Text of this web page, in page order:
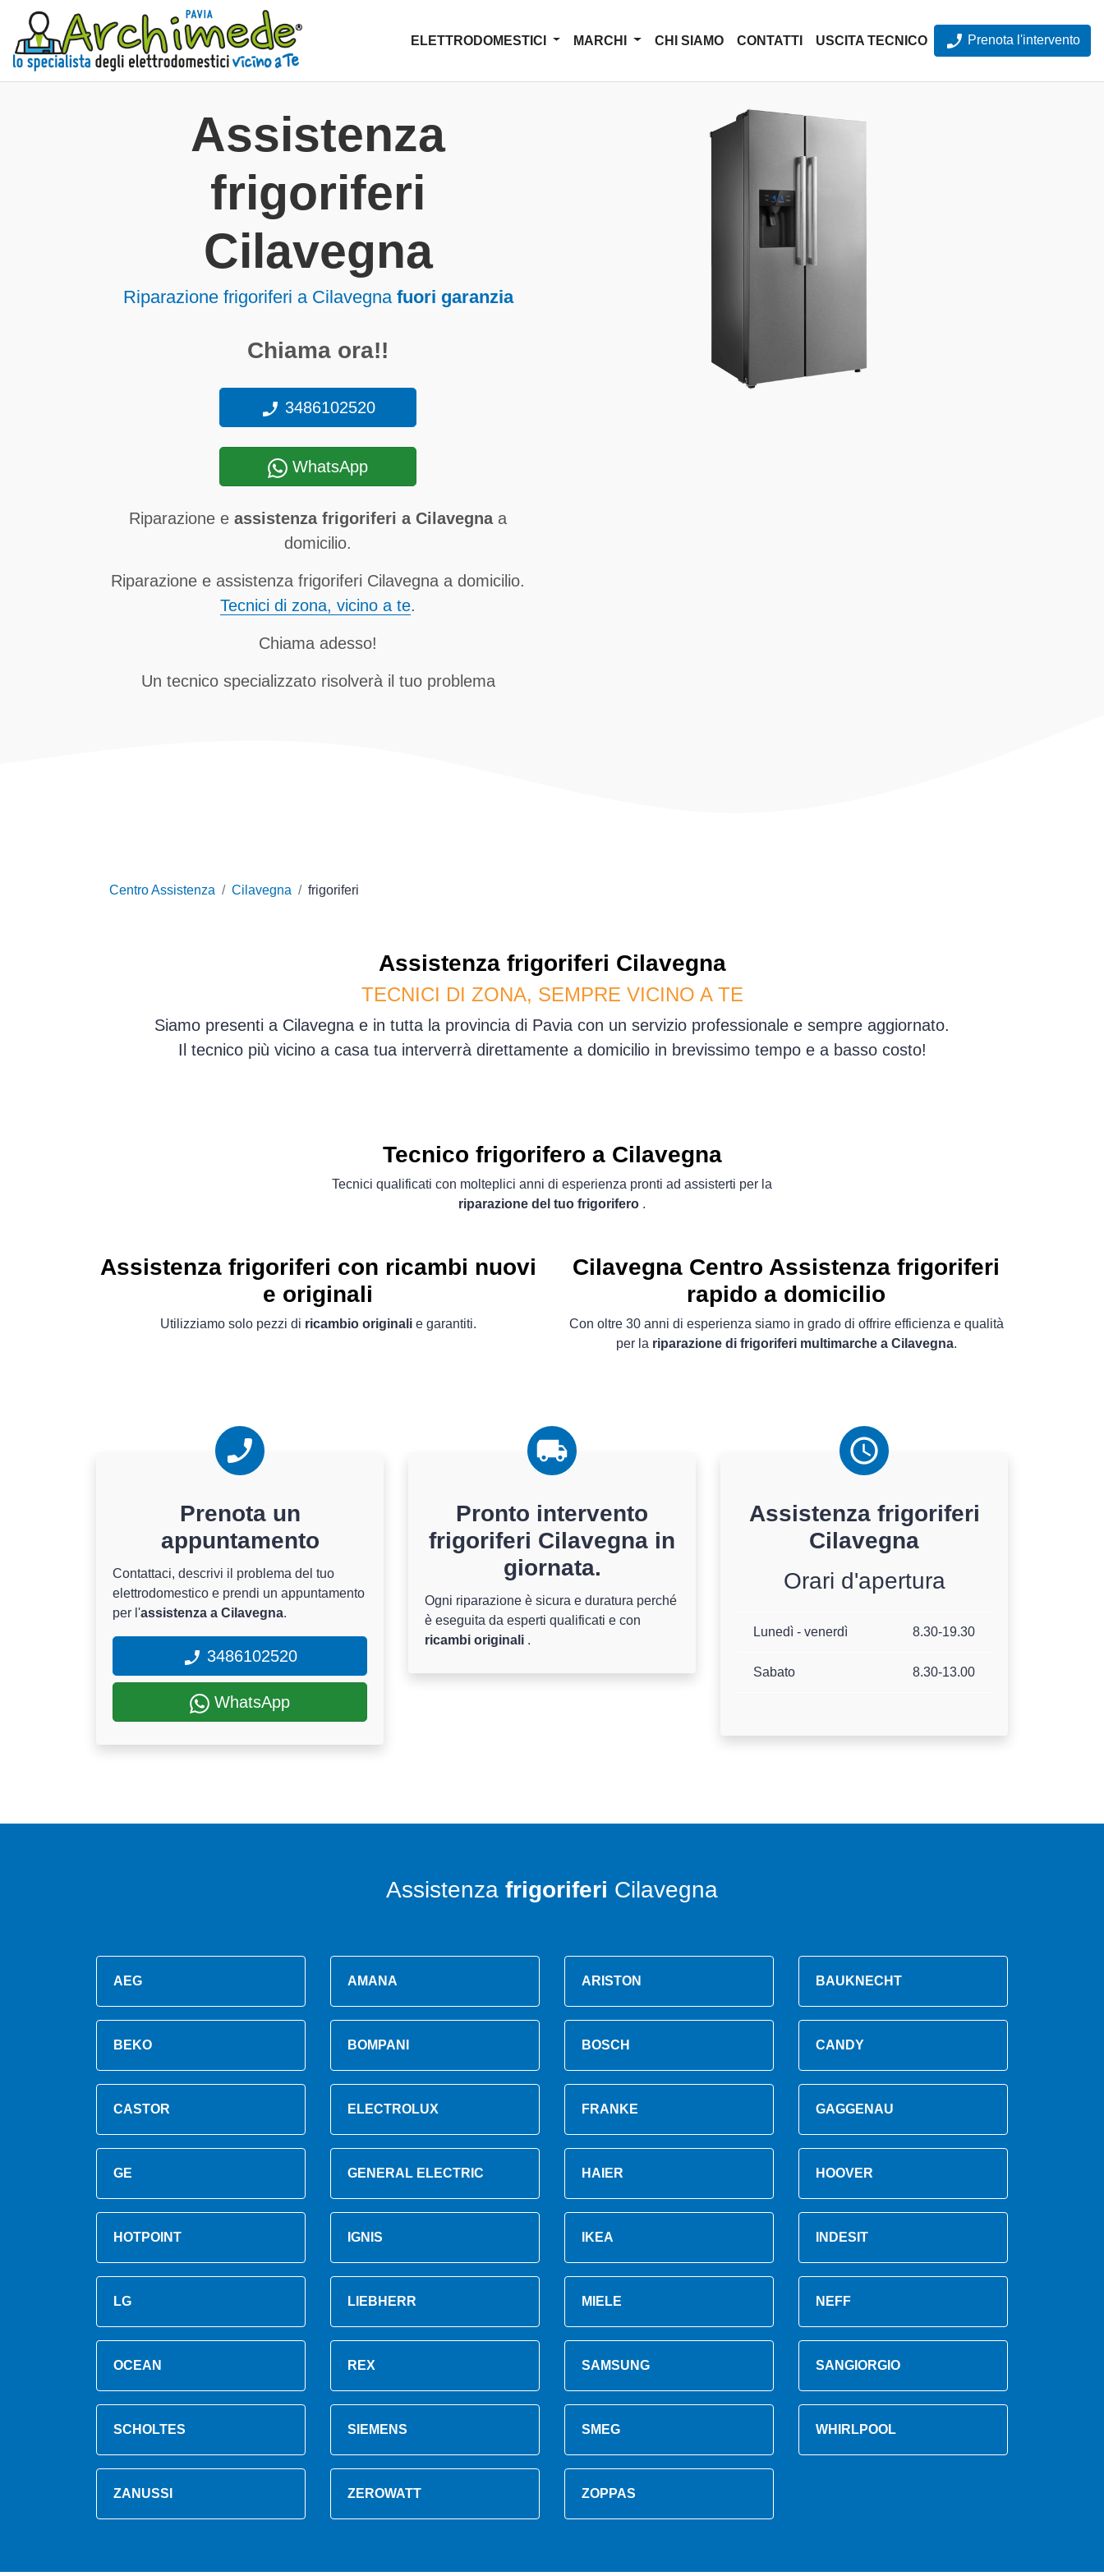
ELETTRODOMESTICI MARCHI CHI SIAMO CONTATTI USCITA TECNICO Prenota l'intervento
Assistenza
frigoriferi
Cilavegna
Riparazione frigoriferi a Cilavegna fuori garanzia
Chiama ora!!
3486102520
WhatsApp
Riparazione e assistenza frigoriferi a Cilavegnaa
domicilio.
Riparazione e assistenza frigoriferi Cilavegna a domicilio.
Tecnici di zona, vicino a te.
Chiama adesso!
Un tecnico specializzato risolverà il tuo problema
Centro Assistenza Cilavegna frigoriferi
Assistenza frigoriferi Cilavegna
TECNICI DI ZONA, SEMPRE VICINO A TE
Siamo presenti a Cilavegna e in tutta la provincia di Pavia con un servizio professionale e sempre aggiornato.
Il tecnico più vicino a casa tua interverrà direttamente a domicilio in brevissimo tempo e a basso costo!
Tecnico frigorifero a Cilavegna
Tecnici qualificati con molteplici anni di esperienza pronti ad assisterti per la
riparazione del tuo frigorifero .
Assistenza frigoriferi con ricambi nuovi
e originali
Utilizziamo solo pezzi di ricambio originali e garantiti.
Cilavegna Centro Assistenza frigoriferi
rapido a domicilio
Con oltre 30 anni di esperienza siamo in grado di offrire efficienza e qualità
per la riparazione di frigoriferi multimarche a Cilavegna.
Prenota un
appuntamento
Contattaci, descrivi il problema del tuo
elettrodomestico e prendi un appuntamento
per l'assistenza a Cilavegna.
3486102520
WhatsApp
Pronto intervento
frigoriferi Cilavegna in
giornata.
Ogni riparazione è sicura e duratura perché
è eseguita da esperti qualificati e con
ricambi originali .
Assistenza frigoriferi
Cilavegna
Orari d'apertura
Lunedì - venerdì 8.30-19.30
Sabato 8.30-13.00
Assistenza frigoriferi Cilavegna
AEG AMANA ARISTON BAUKNECHT
BEKO BOMPANI BOSCH CANDY
CASTOR ELECTROLUX FRANKE GAGGENAU
GE GENERAL ELECTRIC HAIER HOOVER
HOTPOINT IGNIS IKEA INDESIT
LG LIEBHERR MIELE NEFF
OCEAN REX SAMSUNG SANGIORGIO
SCHOLTES SIEMENS SMEG WHIRLPOOL
ZANUSSI ZEROWATT ZOPPAS